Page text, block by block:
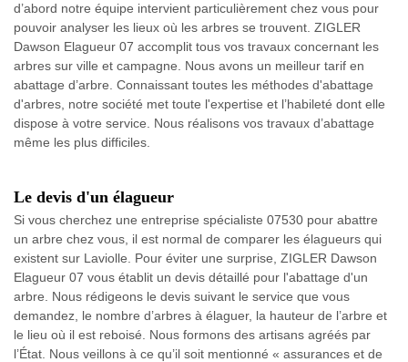
d’abord notre équipe intervient particulièrement chez vous pour
pouvoir analyser les lieux où les arbres se trouvent. ZIGLER
Dawson Elagueur 07 accomplit tous vos travaux concernant les
arbres sur ville et campagne. Nous avons un meilleur tarif en
abattage d’arbre. Connaissant toutes les méthodes d'abattage
d'arbres, notre société met toute l'expertise et l’habileté dont elle
dispose à votre service. Nous réalisons vos travaux d’abattage
même les plus difficiles.
Le devis d'un élagueur
Si vous cherchez une entreprise spécialiste 07530 pour abattre
un arbre chez vous, il est normal de comparer les élagueurs qui
existent sur Laviolle. Pour éviter une surprise, ZIGLER Dawson
Elagueur 07 vous établit un devis détaillé pour l'abattage d'un
arbre. Nous rédigeons le devis suivant le service que vous
demandez, le nombre d’arbres à élaguer, la hauteur de l’arbre et
le lieu où il est reboisé. Nous formons des artisans agréés par
l’État. Nous veillons à ce qu’il soit mentionné « assurances et de